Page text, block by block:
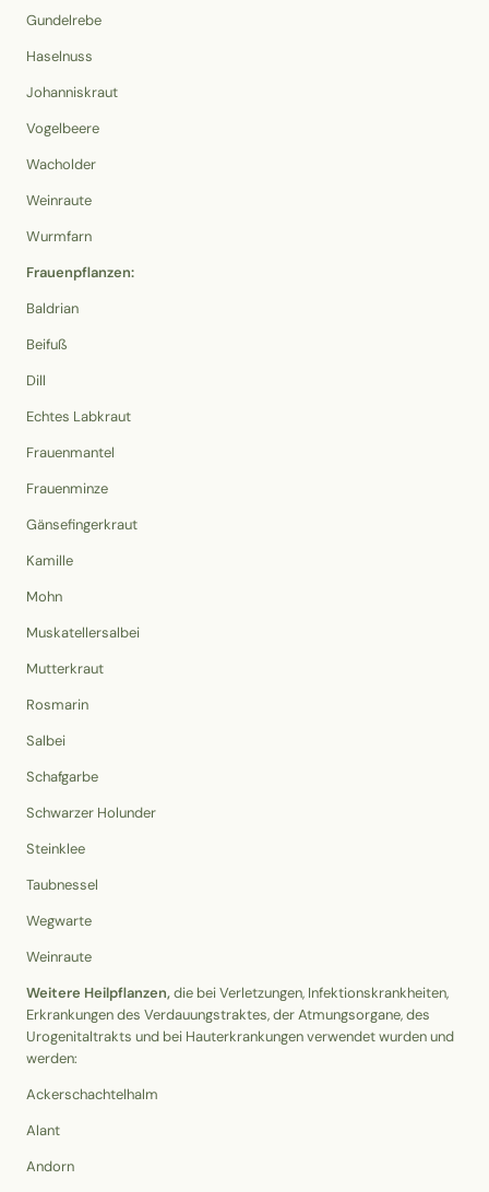
Gundelrebe
Haselnuss
Johanniskraut
Vogelbeere
Wacholder
Weinraute
Wurmfarn
Frauenpflanzen:
Baldrian
Beifuß
Dill
Echtes Labkraut
Frauenmantel
Frauenminze
Gänsefingerkraut
Kamille
Mohn
Muskatellersalbei
Mutterkraut
Rosmarin
Salbei
Schafgarbe
Schwarzer Holunder
Steinklee
Taubnessel
Wegwarte
Weinraute
Weitere Heilpflanzen,die bei Verletzungen, Infektionskrankheiten,
Erkrankungen des Verdauungstraktes, der Atmungsorgane, des
Urogenitaltrakts und bei Hauterkrankungen verwendet wurden und
werden:
Ackerschachtelhalm
Alant
Andorn